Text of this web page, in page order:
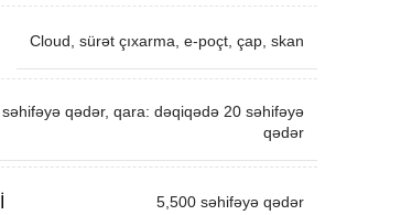
Cloud, sürət çıxarma, e-poçt, çap, skan
qədər, qara: dəqiqədə 20 səhifəyə
qədər
5,500 səhifəyə qədər